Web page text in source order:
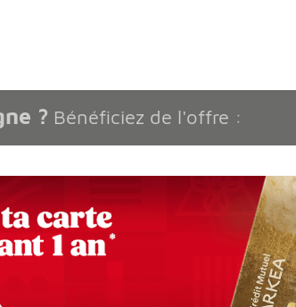
? Bénéficiez de l'offre :